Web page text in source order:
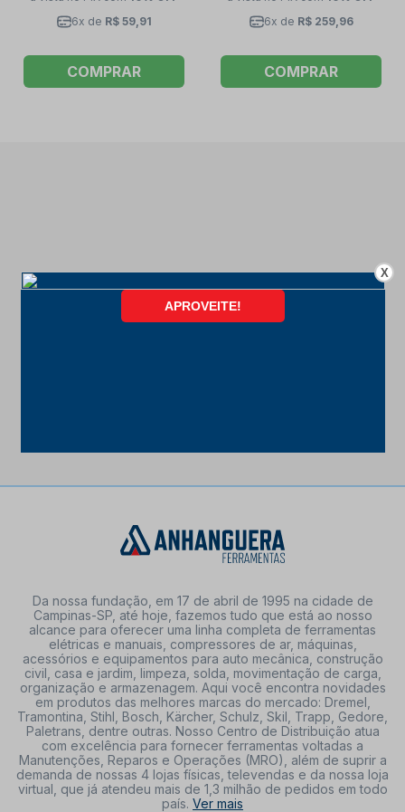
6x de R$ 59,91
COMPRAR
6x de R$ 259,96
COMPRAR
FORMAS DE PAGAMENTO
Da nossa fundação, em 17 de abril de 1995 na cidade de
Campinas-SP, até hoje, fazemos tudo que está ao nosso
alcance para oferecer uma linha completa de ferramentas
elétricas e manuais, compressores de ar, máquinas,
acessórios e equipamentos para auto mecânica, construção
civil, casa e jardim, limpeza, solda, movimentação de carga,
organização e armazenagem. Aqui você encontra novidades
em produtos das melhores marcas do mercado: Dremel,
Tramontina, Stihl, Bosch, Kärcher, Schulz, Skil, Trapp, Gedore,
Paletrans, dentre outras. Nosso Centro de Distribuição atua
com excelência para fornecer ferramentas voltadas a
Manutenções, Reparos e Operações (MRO), além de suprir a
demanda de nossas 4 lojas físicas, televendas e da nossa loja
virtual, que já atendeu mais de 1,3 milhão de pedidos em todo
país. Ver mais
X